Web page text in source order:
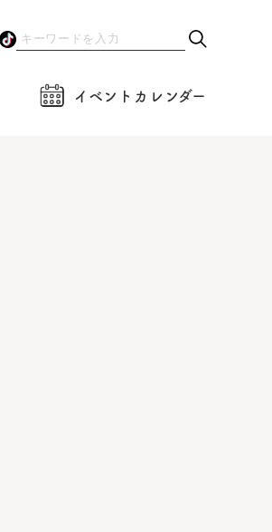
イベントカレンダー